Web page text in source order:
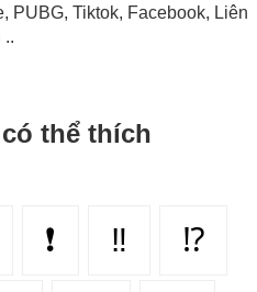
PUBG, Tiktok, Facebook, Liên
..
thể thích
❗ ‼ ⁉